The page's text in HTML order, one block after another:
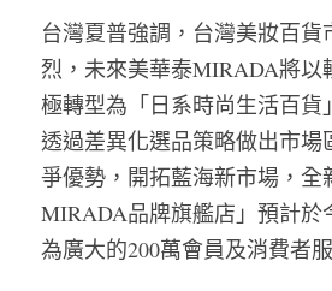
台灣夏普強調，台灣美妝百貨
烈，未來美華泰MIRADA將以
極轉型為「日系時尚生活百貨
透過差異化選品策略做出市場
爭優勢，開拓藍海新市場，全
MIRADA品牌旗艦店」預計於
為廣大的200萬會員及消費者